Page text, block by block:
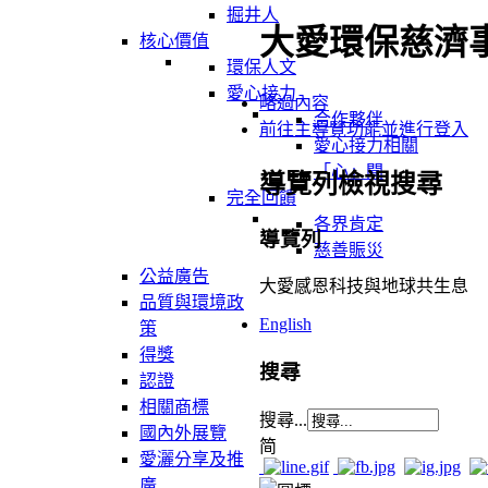
掘井人
核心價值
環保人文
愛心接力
合作夥伴
愛心接力相關
「心」聞
完全回饋
各界肯定
慈善賑災
公益廣告
品質與環境政
策
得獎
認證
相關商標
國內外展覽
愛灑分享及推
大愛環保慈濟
略過內容
前往主導覽功能並進行登入
導覽列檢視搜尋
導覽列
大愛感恩科技與地球共生息
English
搜尋
搜尋...
简